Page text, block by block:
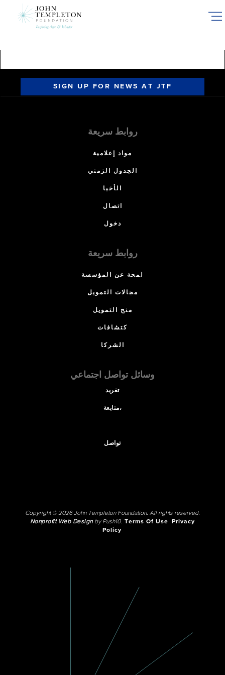
SIGN UP FOR NEWS AT JTF
روابط سريعة
مواد إعلامية
الجدول الزمني
الأخبا
اتصال
دخول
روابط سريعة
لمحة عن المؤسسة
مجالات التمويل
منح التمويل
كتشافات
الشركا
وسائل تواصل اجتماعي
تغريد
متابعة،
تواصل
Copyright © 2026 John Templeton Foundation. All rights reserved.
Nonprofit Web Designby Push10. Terms Of Use
Privacy
Policy